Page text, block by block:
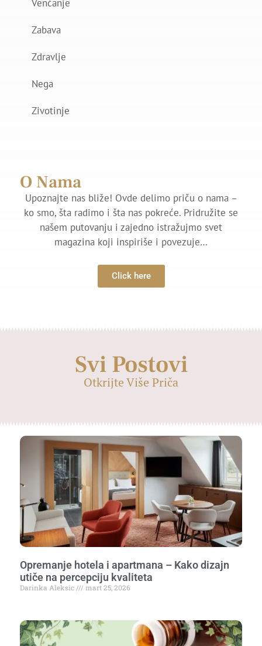
Venčanje
Zabava
Zdravlje
Nega
Zivotinje
O Nama
Upoznajte nas bliže! Ovde delimo priču o nama –
ko smo, šta radimo i šta nas pokreće. Pridružite se
našem putovanju i zajedno istražujmo svet
magazina koji inspiriše i povezuje…
Click here
Svi Postovi
Otkrijte Više Priča
Opremanje hotela i apartmana – Kako dizajn
utiče na percepciju kvaliteta
Darinka Aleksic mart 25, 2026